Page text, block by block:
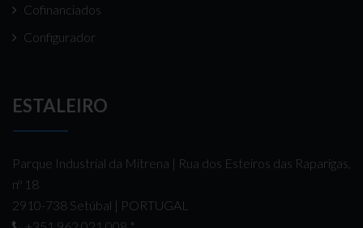
Cofinanciados
Configurador
ESTALEIRO
Parque Industrial da Mitrena | Rua dos Esteiros das Raparigas,
nº 18
2910-738 Setúbal | PORTUGAL